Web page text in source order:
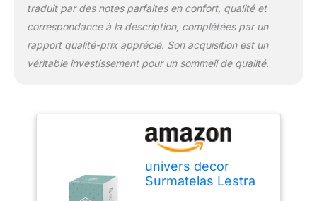
pression exercée sur le
corps / Procure un
profond relâchementdes
tensions pour un
traduit par des notes parfaites en confort, qualité et
correspondance à la description, complétées par un
rapport qualité-prix apprécié. Son acquisition est un
véritable investissement pour un sommeil de qualité.
univers decor
Surmatelas Lestra